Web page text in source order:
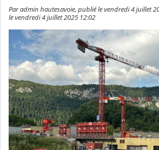
Par admin hautesavoie, publié le vendredi 4 juillet
le vendredi 4 juillet 2025 12:02